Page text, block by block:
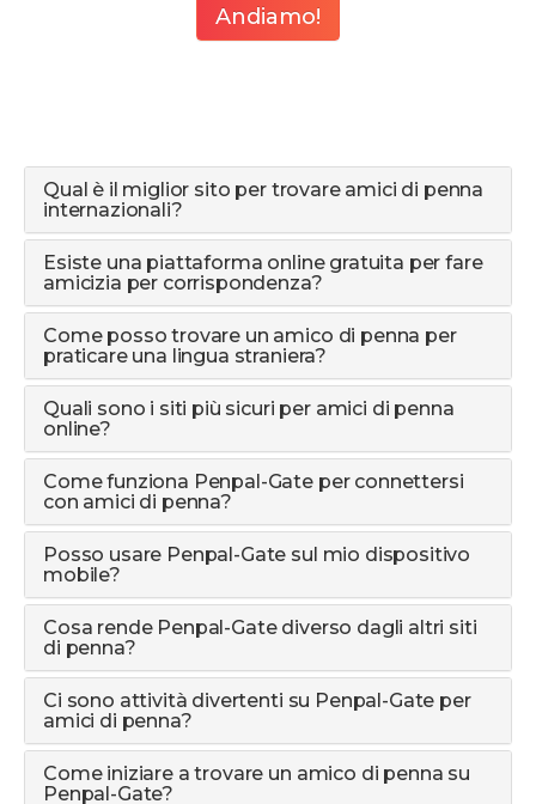
Andiamo!
Qual è il miglior sito per trovare amici di penna
internazionali?
Esiste una piattaforma online gratuita per fare
amicizia per corrispondenza?
Come posso trovare un amico di penna per
praticare una lingua straniera?
Quali sono i siti più sicuri per amici di penna
online?
Come funziona Penpal-Gate per connettersi
con amici di penna?
Posso usare Penpal-Gate sul mio dispositivo
mobile?
Cosa rende Penpal-Gate diverso dagli altri siti
di penna?
Ci sono attività divertenti su Penpal-Gate per
amici di penna?
Come iniziare a trovare un amico di penna su
Penpal-Gate?